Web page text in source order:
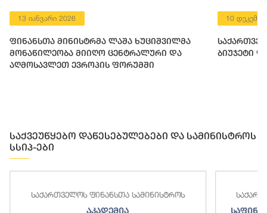
13 იანვარი 2026
ფინანსთა მინისტრმა ლაშა ხუციშვილმა
მონაწილეობა მიიღო ცენტრალური და
აღმოსავლეთ ევროპის ფორუმში
10
ბიუჯეტი
საქვეუწყებო დაწესებულებები და სამინისტროს
სსიპ-ები
საქართველოს ფინანსთა სამინისტროს
აკადემია